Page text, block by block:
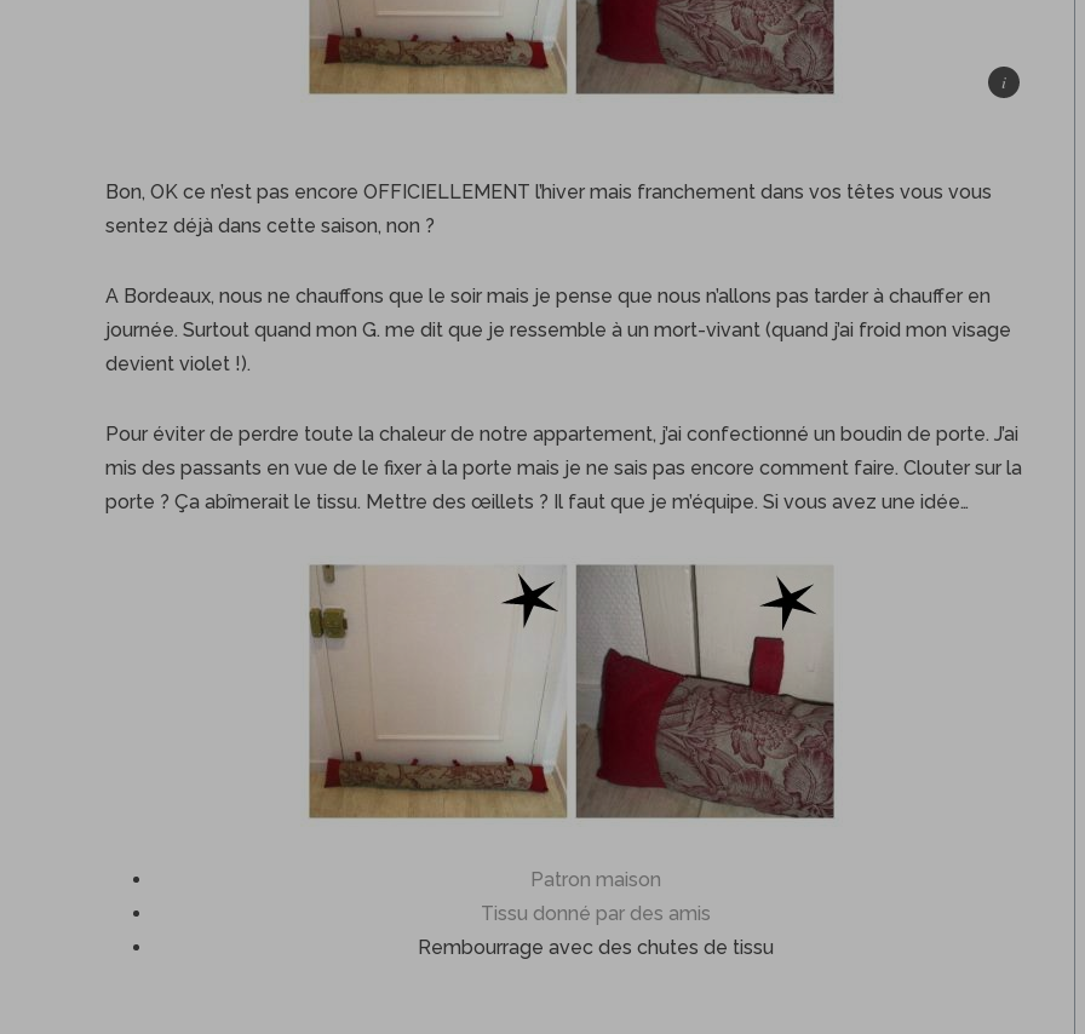
Bon, OK ce n’est pas encore OFFICIELLEMENT l’hiver mais franchement dans vos têtes vous vous
sentez déjà dans cette saison, non ?
A Bordeaux, nous ne chauffons que le soir mais je pense que nous n’allons pas tarder à chauffer en
journée. Surtout quand mon G. me dit que je ressemble à un mort-vivant (quand j’ai froid mon visage
devient violet !).
Pour éviter de perdre toute la chaleur de notre appartement, j’ai confectionné un boudin de porte. J’ai
mis des passants en vue de le fixer à la porte mais je ne sais pas encore comment faire. Clouter sur la
porte ? Ça abîmerait le tissu. Mettre des œillets ? Il faut que je m’équipe. Si vous avez une idée…
Patron maison
Tissu donné par des amis
Rembourrage avec des chutes de tissu